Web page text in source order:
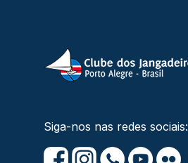
Siga-nos nas redes sociais: